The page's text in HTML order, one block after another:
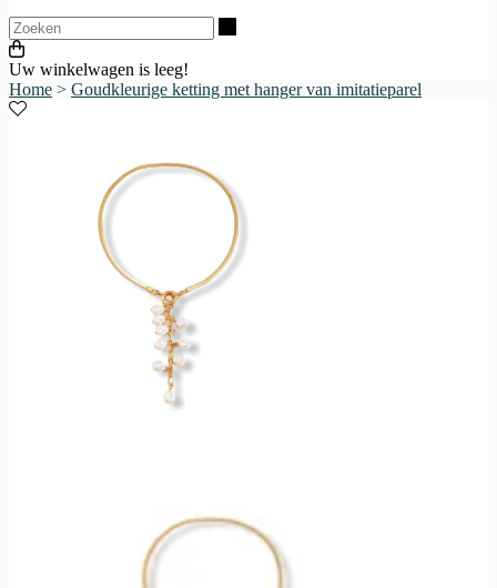
Uw winkelwagen is leeg!
Home > Goudkleurige ketting met hanger van imitatieparel